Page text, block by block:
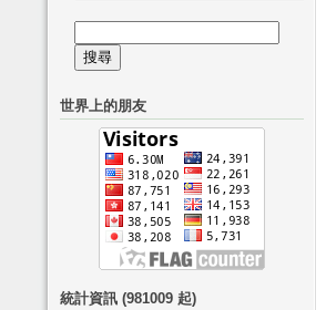
日
記
分
尋
鍵
世界上的朋友
統計資訊 (981009 起)